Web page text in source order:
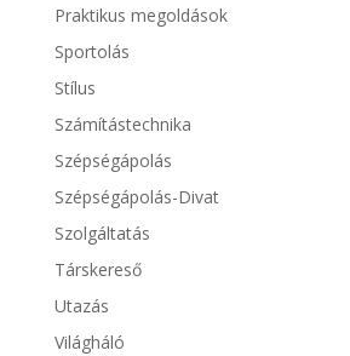
Praktikus megoldások
Sportolás
Stílus
Számítástechnika
Szépségápolás
Szépségápolás-Divat
Szolgáltatás
Társkereső
Utazás
Világháló